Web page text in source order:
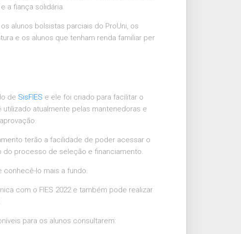
a fiança solidária.
alunos bolsistas parciais do ProUni, os
e os alunos que tenham renda familiar per
de SisFIES e ele foi criado para facilitar o
atualmente pelas mantenedoras e
terão a facilidade de poder acessar o
do processo de seleção e financiamento.
conhecê-lo mais a fundo.
com o FIES 2022 e também pode realizar
para os alunos consultarem: